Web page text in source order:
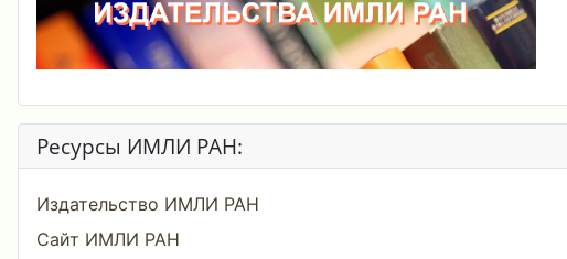
Ресурсы ИМЛИ РАН:
Издательство ИМЛИ РАН
Сайт ИМЛИ РАН